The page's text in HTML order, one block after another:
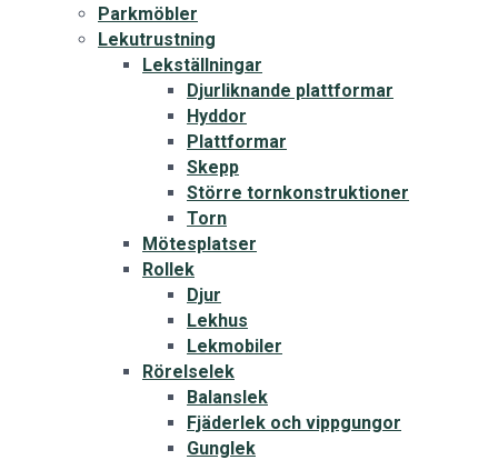
Parkmöbler
Lekutrustning
Lekställningar
Djurliknande plattformar
Hyddor
Plattformar
Skepp
Större tornkonstruktioner
Torn
Mötesplatser
Rollek
Djur
Lekhus
Lekmobiler
Rörelselek
Balanslek
Fjäderlek och vippgungor
Gunglek